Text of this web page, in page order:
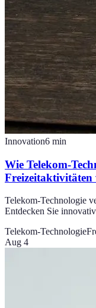
Innovation6 min
Wie Telekom-
Freizeitaktivitäten
Telekom-Technologie
Entdecken Sie
Telekom-Technologie
Aug 4